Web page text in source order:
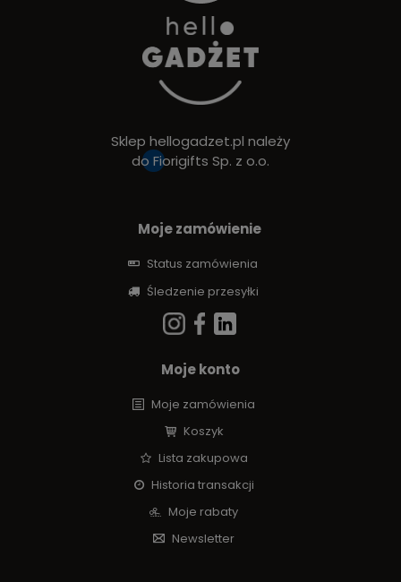
Sklep hellogadzet.pl należy
do Fiorigifts Sp. z o.o.
Moje zamówienie
Status zamówienia
Śledzenie przesyłki
Moje konto
Moje zamówienia
Koszyk
Lista zakupowa
Historia transakcji
Moje rabaty
Newsletter